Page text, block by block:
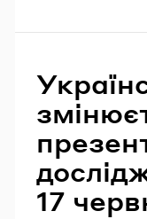
17